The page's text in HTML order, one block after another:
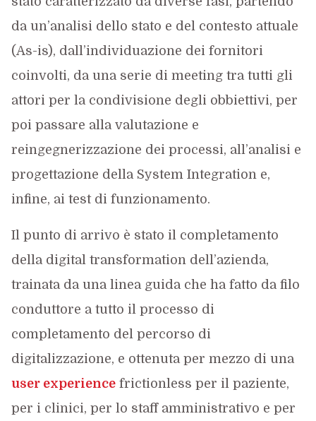
da un’analisi dello stato e del contesto attuale
(As-is), dall’individuazione dei fornitori
coinvolti, da una serie di meeting tra tutti gli
attori per la condivisione degli obbiettivi, per
poi passare alla valutazione e
reingegnerizzazione dei processi, all’analisi e
progettazione della System Integration e,
infine, ai test di funzionamento.
Il punto di arrivo è stato il completamento
della digital transformation dell’azienda,
trainata da una linea guida che ha fatto da filo
conduttore a tutto il processo di
completamento del percorso di
digitalizzazione, e ottenuta per mezzo di una
user experiencefrictionless per il paziente,
per i clinici, per lo staff amministrativo e per